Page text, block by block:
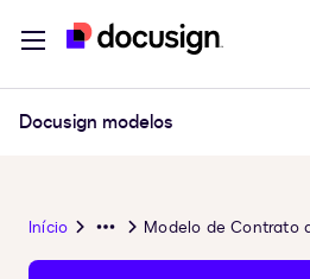
Docusign modelos
Início
Overflow
Menu
Modelo de Contrato